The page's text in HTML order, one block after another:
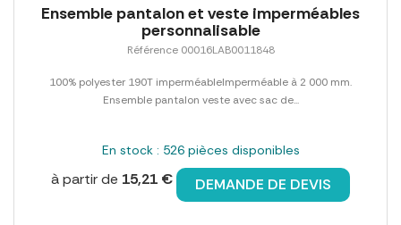
Ensemble pantalon et veste imperméables
personnalisable
Référence 00016LAB0011848
100% polyester 190T imperméableImperméable à 2 000 mm.
Ensemble pantalon veste avec sac de...
En stock : 526 pièces disponibles
à partir de 15,21 € DEMANDE DE DEVIS